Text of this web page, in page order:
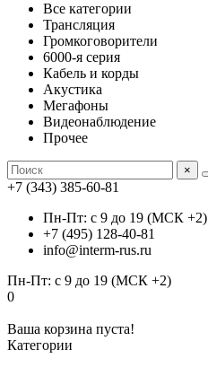
Все категории
Трансляция
Громкоговорители
6000-я серия
Кабель и корды
Акустика
Мегафоны
Видеонаблюдение
Прочее
×
+7 (343) 385-60-81
Пн-Пт: с 9 до 19 (МСК +2)
+7 (495) 128-40-81
info@interm-rus.ru
Пн-Пт: с 9 до 19 (МСК +2)
0
Ваша корзина пуста!
Категории